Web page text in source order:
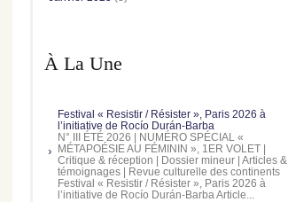
À La Une
Festival « Resistir / Résister », Paris 2026 à
l’initiative de Rocío Durán-Barba
N° III ÉTÉ 2026 | NUMÉRO SPÉCIAL «
MÉTAPOÉSIE AU FÉMININ », 1ER VOLET |
Critique & réception | Dossier mineur | Articles &
témoignages | Revue culturelle des continents
Festival « Resistir / Résister », Paris 2026 à
l’initiative de Rocío Durán-Barba Article...